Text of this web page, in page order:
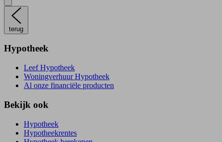
terug
Hypotheek
Leef Hypotheek
Woningverhuur Hypotheek
Al onze financiële producten
Bekijk ook
Hypotheek
Hypotheekrentes